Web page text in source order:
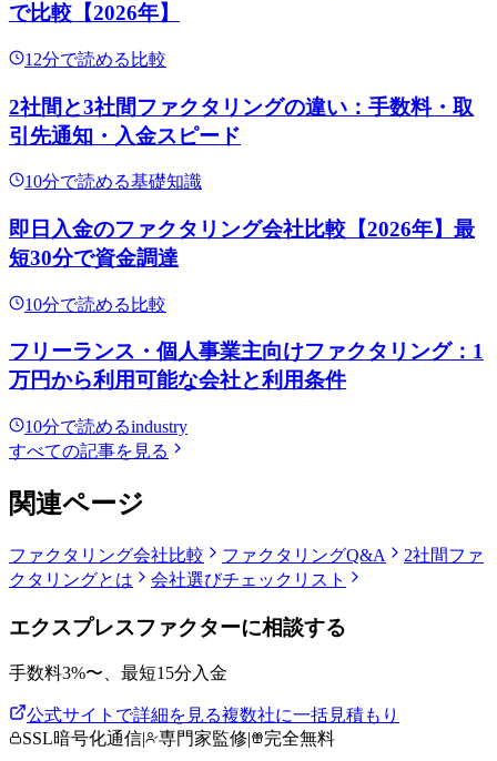
で比較【2026年】
12分で読める 比較
2社間と3社間ファクタリングの違い：手数料・取
引先通知・入金スピード
10分で読める基礎知識
即日入金のファクタリング会社比較【2026年】最
短30分で資金調達
10分で読める 比較
フリーランス・個人事業主向けファクタリング：1
万円から利用可能な会社と利用条件
10分で読めるindustry
すべての記事を見る
関連ページ
ファクタリング会社比較 ファクタリングQ&A 2社間ファ
クタリングとは
会社選びチェックリスト
エクスプレスファクターに相談する
手数料3%〜、 最短15分入金
公式サイトで詳細を見る複数社に一括見積もり
SSL暗号化通信| 専門家監修| 完全無料